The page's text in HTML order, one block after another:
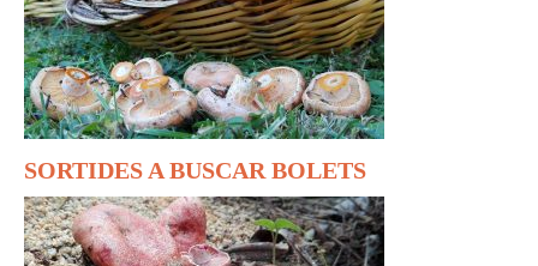
SORTIDES A BUSCAR BOLETS